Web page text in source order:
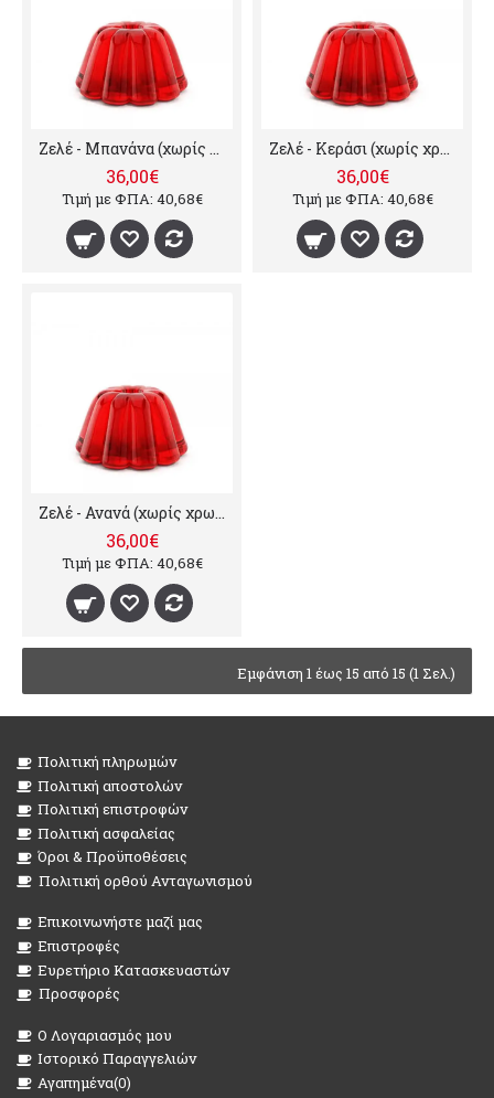
Ζελέ - Μπανάνα (χωρίς χρωστικές), 10kg
36,00€
Τιμή με ΦΠΑ: 40,68€
Ζελέ - Κεράσι (χωρίς χρωστικές), 10kg
36,00€
Τιμή με ΦΠΑ: 40,68€
Ζελέ - Ανανά (χωρίς χρωστικές), 10kg
36,00€
Τιμή με ΦΠΑ: 40,68€
Εμφάνιση 1 έως 15 από 15 (1 Σελ.)
Πολιτική πληρωμών
Πολιτική αποστολών
Πολιτική επιστροφών
Πολιτική ασφαλείας
Όροι & Προϋποθέσεις
Πολιτική ορθού Ανταγωνισμού
Επικοινωνήστε μαζί μας
Επιστροφές
Ευρετήριο Κατασκευαστών
Προσφορές
O Λογαριασμός μου
Ιστορικό Παραγγελιών
Αγαπημένα(0)